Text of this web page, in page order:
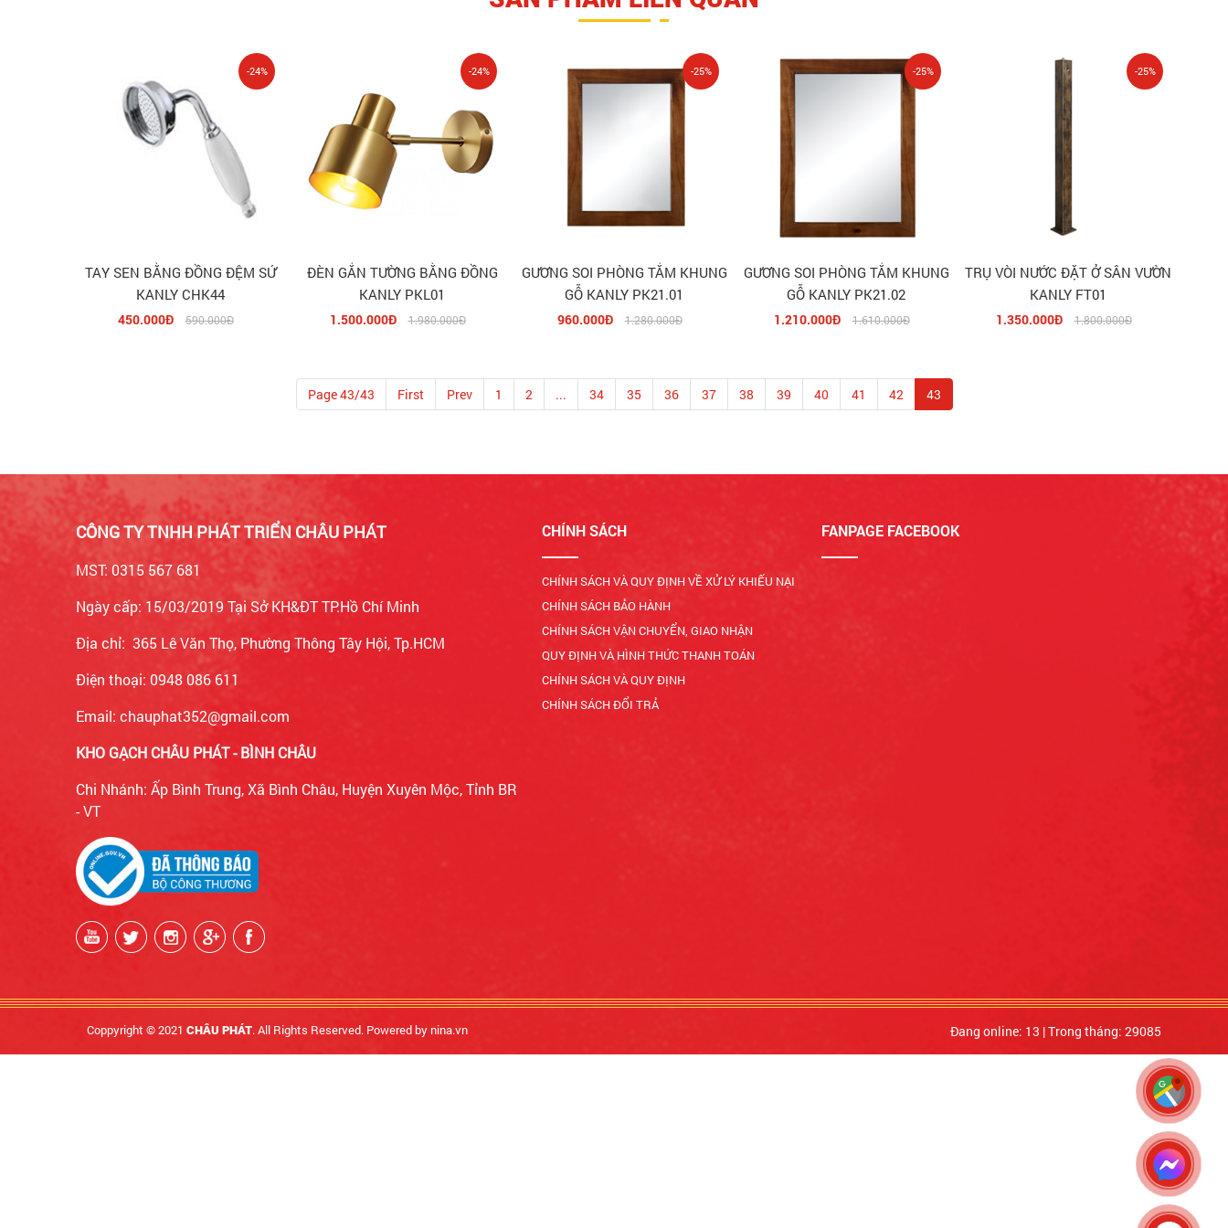
TAY SEN BẰNG ĐỒNG ĐỆM SỨ
KANLY CHK44
450.000Đ 590.000Đ
-24%
ĐÈN GẮN TƯỜNG BẰNG ĐỒNG
KANLY PKL01
1.500.000Đ 1.980.000Đ
-24%
GƯƠNG SOI PHÒNG TẮM KHUNG
GỖ KANLY PK21.01
960.000Đ 1.280.000Đ
-25%
GƯƠNG SOI PHÒNG TẮM KHUNG
GỖ KANLY PK21.02
1.210.000Đ 1.610.000Đ
-25%
TRỤ VÒI NƯỚC ĐẶT Ở SÂN VƯỜN
KANLY FT01
1.350.000Đ 1.800.000Đ
-25%
Page 43/43 First Prev 1 2 ... 34 35 36 37 38 39 40 41 42 43
CÔNG TY TNHH PHÁT TRIỂN CHÂU PHÁT
MST: 0315 567 681
Ngày cấp: 15/03/2019 Tại Sở KH&ĐT TP.Hồ Chí Minh
Địa chỉ: 365 Lê Văn Thọ, Phường Thông Tây Hội, Tp.HCM
Điện thoại: 0948 086 611
Email: chauphat352@gmail.com
KHO GẠCH CHÂU PHÁT - BÌNH CHÂU
Chi Nhánh: Ấp Bình Trung, Xã Bình Châu, Huyện Xuyên Mộc, Tỉnh BR
- VT
CHÍNH SÁCH
CHÍNH SÁCH VÀ QUY ĐỊNH VỀ XỬ LÝ KHIẾU NẠI
CHÍNH SÁCH BẢO HÀNH
CHÍNH SÁCH VẬN CHUYỂN, GIAO NHẬN
QUY ĐỊNH VÀ HÌNH THỨC THANH TOÁN
CHÍNH SÁCH VÀ QUY ĐỊNH
CHÍNH SÁCH ĐỔI TRẢ
FANPAGE FACEBOOK
Coppyright © 2021 CHÂU PHÁT. All Rights Reserved. Powered by nina.vn Đang online: 13 |Trong tháng: 29085